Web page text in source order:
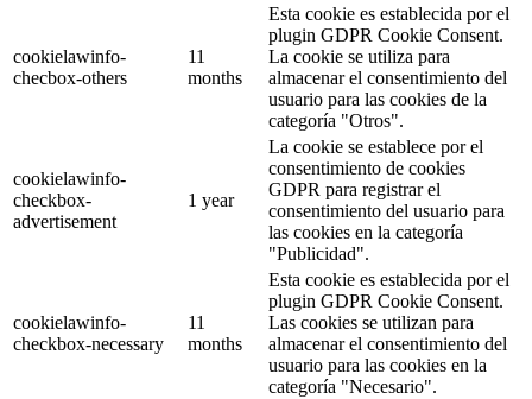
cookielawinfo-
checbox-others
11
months
Esta cookie es establecida por el
plugin GDPR Cookie Consent.
La cookie se utiliza para
almacenar el consentimiento del
usuario para las cookies de la
categoría "Otros".
cookielawinfo-
checkbox-
advertisement
1 year
La cookie se establece por el
consentimiento de cookies
GDPR para registrar el
consentimiento del usuario para
las cookies en la categoría
"Publicidad".
cookielawinfo-
checkbox-necessary
11
months
Esta cookie es establecida por el
plugin GDPR Cookie Consent.
Las cookies se utilizan para
almacenar el consentimiento del
usuario para las cookies en la
categoría "Necesario".